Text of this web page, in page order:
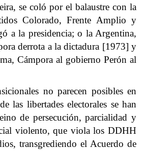
se coló por el balaustre con la
Colorado, Frente Amplio y
a la presidencia; o la Argentina,
derrota a la dictadura [1973] y
Cámpora al gobierno Perón al
no parecen posibles en
las libertades electorales se han
de persecución, parcialidad y
violento, que viola los DDHH
transgrediendo el Acuerdo de